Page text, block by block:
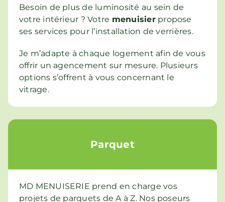
Besoin de plus de luminosité au sein de
votre intérieur ? Votre menuisierpropose
ses services pour l’installation de verrières.
Je m’adapte à chaque logement afin de vous
offrir un agencement sur mesure. Plusieurs
options s’offrent à vous concernant le
vitrage.
Parquet
MD MENUISERIE prend en charge vos
projets de parquets de A à Z. Nos poseurs